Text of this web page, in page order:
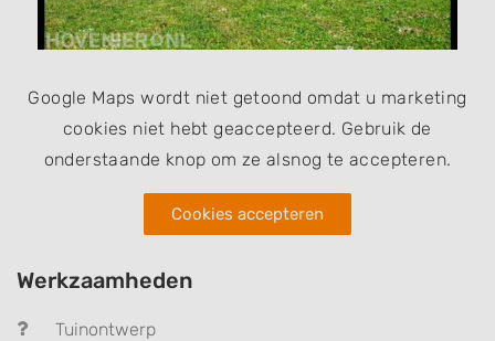
Google Maps wordt niet getoond omdat u marketing
cookies niet hebt geaccepteerd. Gebruik de
onderstaande knop om ze alsnog te accepteren.
Cookies accepteren
Werkzaamheden
Tuinontwerp